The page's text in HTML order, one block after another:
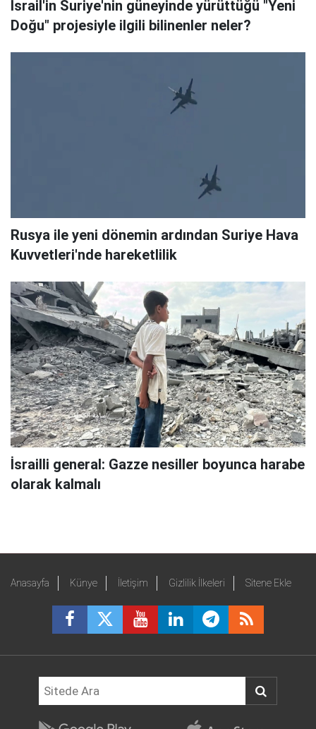
İsrail'in Suriye'nin güneyinde yürüttüğü "Yeni
Doğu" projesiyle ilgili bilinenler neler?
Rusya ile yeni dönemin ardından Suriye Hava
Kuvvetleri'nde hareketlilik
İsrailli general: Gazze nesiller boyunca harabe
olarak kalmalı
Anasayfa Künye İletişim Gizlilik İlkeleri Sitene Ekle